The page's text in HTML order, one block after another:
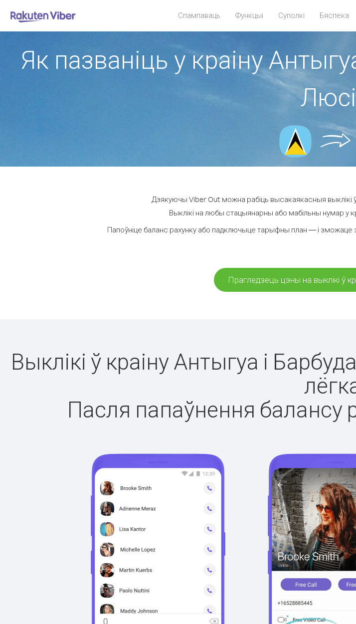
Спампаваць Функцыі Суполкі Бяспека
Як пазваніць у краіну
Дзякуючы Viber Out можна рабіць высакаякасныя выклікі
Выклікі на любы стацыянарны або мабільны нумар у
Папоўніце баланс рахунку або падключыце тарыфны план — і зможаце
Прагледзець цэны на выклікі ў
Выклікі ў краіну Антыгуа і
Пасля папаўнення балансу